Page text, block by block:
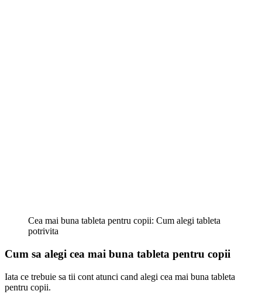
Cea mai buna tableta pentru copii: Cum alegi tableta
potrivita
Cum sa alegi cea mai buna tableta pentru copii
Iata ce trebuie sa tii cont atunci cand alegi cea mai buna tableta
pentru copii.